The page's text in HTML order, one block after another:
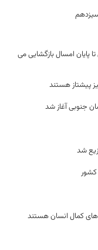
پایان امسال بازگشایی می
پیشتاز هستند
جنوبی آغاز شد
کمال انسان هستند